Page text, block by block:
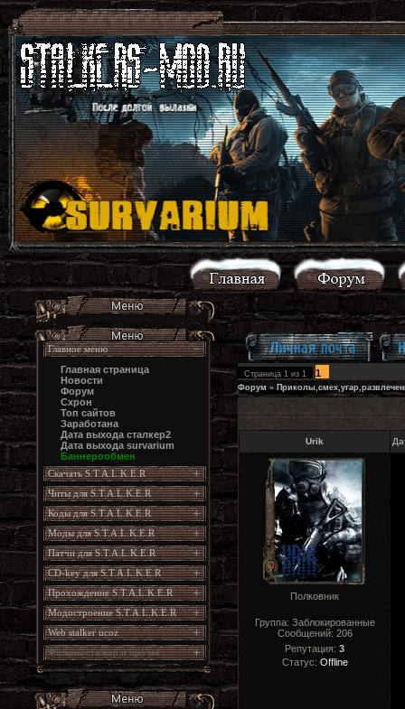
Главное меню
Главная страница
Новости
Форум
Схрон
Топ сайтов
Заработана
Дата выхода сталкер2
Дата выхода survarium
Баннерообмен
Скачать S.T.A.L.K.E.R
Читы для S.T.A.L.K.E.R
Коды для S.T.A.L.K.E.R
Моды для S.T.A.L.K.E.R
Патчи для S.T.A.L.K.E.R
CD-key для S.T.A.L.K.E.R
Прохождение S.T.A.L.K.E.R
Модостроение S.T.A.L.K.E.R
Web stalker ucoz
Фильмы сталкер и прочее
Страница 1 из 1 1
Форум »
Urik
Полковник
Группа: Заблокированные
Сообщений: 206
Репутация: 3
Статус: Offline